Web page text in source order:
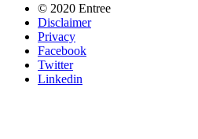
© 2020 Entree
Disclaimer
Privacy
Facebook
Twitter
Linkedin